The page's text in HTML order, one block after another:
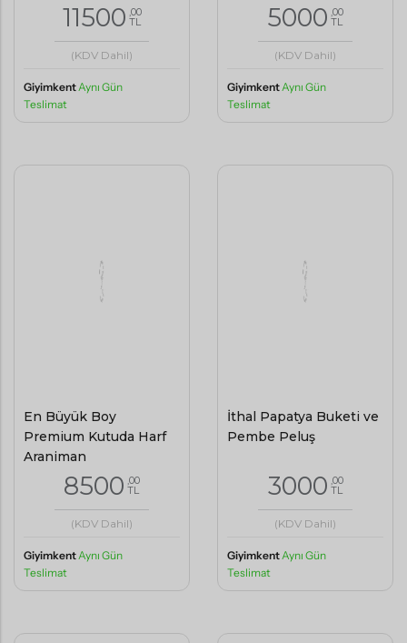
11500 ,00
TL
(KDV Dahil)
Giyimkent Aynı Gün
Teslimat
5000 ,00
TL
(KDV Dahil)
Giyimkent Aynı Gün
Teslimat
En Büyük Boy
Premium Kutuda Harf
Aranjman
8500 ,00
TL
(KDV Dahil)
GiyimkentAynı Gün
Teslimat
İthal Papatya Buketi ve
Pembe Peluş
3000 ,00
TL
(KDV Dahil)
GiyimkentAynı Gün
Teslimat